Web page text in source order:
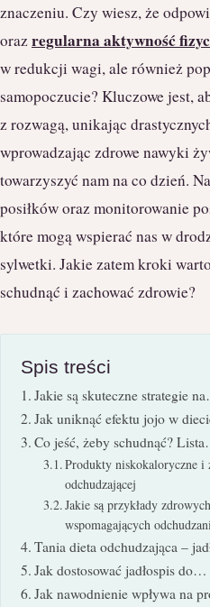
znaczeniu. Czy wiesz, że
orazregularna aktywność
w redukcji wagi, ale również
samopoczucie? Kluczowe jest,
z rozwagą, unikając
wprowadzając zdrowe nawyki
towarzyszyć nam na co dzień.
posiłków oraz monitorowanie
które mogą wspierać nas w
sylwetki. Jakie zatem kroki
schudnąć i zachować zdrowie?
Spis treści
Jakie są skuteczne strategie
Jak uniknąć efektu jojo w
Co jeść, żeby schudnąć?
Produkty niskokaloryczne
odchudzającej
Jakie są przykłady
wspomagających
Tania dieta odchudzająca –
Jak dostosować jadłospis do…
Jak nawodnienie wpływa na